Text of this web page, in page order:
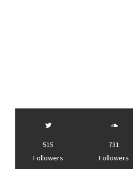
515
Followers
731
Followers